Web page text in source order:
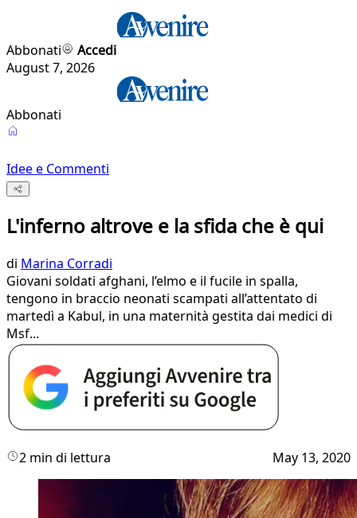
Abbonati
Accedi
August 7, 2026
Abbonati
Idee e Commenti
L'inferno altrove e la sfida che è qui
di Marina Corradi
Giovani soldati afghani, l’elmo e il fucile in spalla,
tengono in braccio neonati scampati all’attentato di
martedì a Kabul, in una maternità gestita dai medici di
Msf...
2 min di lettura May 13, 2020